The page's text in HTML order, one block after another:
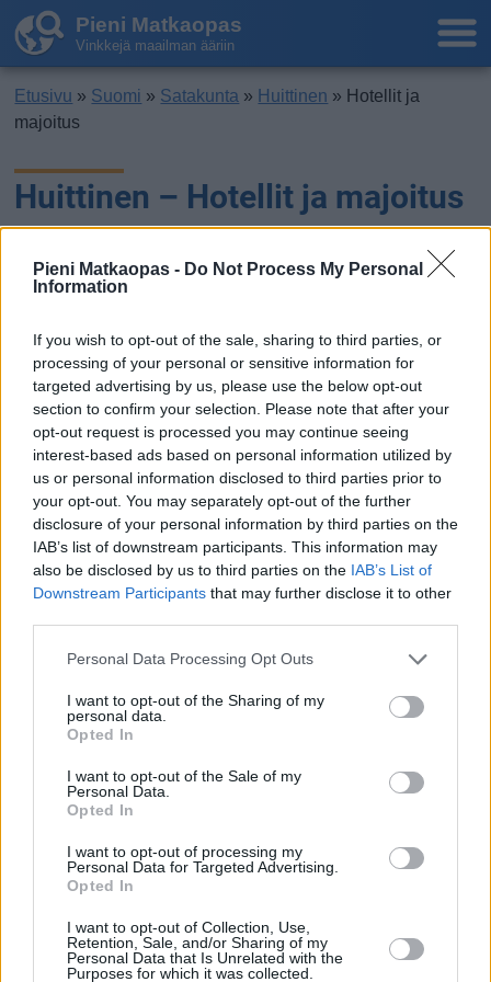
Pieni Matkaopas - Do Not Process My Personal
Information
If you wish to opt-out of the sale, sharing to third parties, or
processing of your personal or sensitive information for
targeted advertising by us, please use the below opt-out
section to confirm your selection. Please note that after your
opt-out request is processed you may continue seeing
interest-based ads based on personal information utilized by
us or personal information disclosed to third parties prior to
your opt-out. You may separately opt-out of the further
disclosure of your personal information by third parties on the
IAB’s list of downstream participants. This information may
also be disclosed by us to third parties on the IAB’s List of
Downstream Participants that may further disclose it to other
Personal Data Processing Opt Outs
I want to opt-out of the Sharing of my
personal data.
Opted In
I want to opt-out of the Sale of my
Personal Data.
Opted In
I want to opt-out of processing my
Personal Data for Targeted Advertising.
Opted In
I want to opt-out of Collection, Use,
Retention, Sale, and/or Sharing of my
Personal Data that Is Unrelated with the
Purposes for which it was collected.
Pieni Matkaopas
Vinkkejä maailman ääriin
Etusivu » Suomi » Satakunta » Huittinen » Hotellit ja
majoitus
Huittinen – Hotellit ja majoitus
Kokoamme tälle sivulle vinkkejä hotelleista ja muista
majapaikoista. Vinkit ovat teidän, lukijoidemme, meille
hotellivinkkejä, kerro niistä meille muillekin.
Jos olet etsimässä majoitusta, huomioi, että tiedot vinkeissä
ovat lähettäjien omia henkilökohtaisia käsityksiä ja
mielipiteitä. Varmista yksityiskohdat ennen varauksen
tekemistä käyttämältäsi varaussivustolta (esim.
booking.com) tai majoituspaikan omilta verkkosivuilta.
Jos huomaat sivulla muutettavaa,ilmoitaasiasta meille.
Ei aiherajausta Hotellit ja majoitus